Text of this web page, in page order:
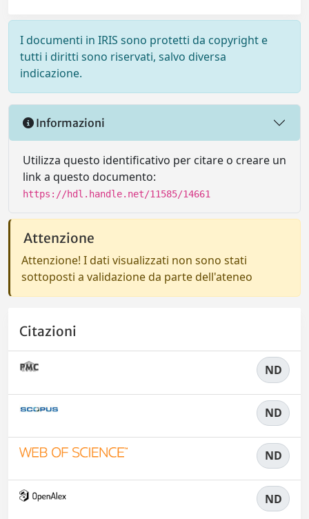
I documenti in IRIS sono protetti da copyright e
tutti i diritti sono riservati, salvo diversa
indicazione.
Informazioni
Utilizza questo identificativo per citare o creare un
link a questo documento:
https://hdl.handle.net/11585/14661
Attenzione
Attenzione! I dati visualizzati non sono stati
sottoposti a validazione da parte dell'ateneo
Citazioni
ND
ND
ND
ND